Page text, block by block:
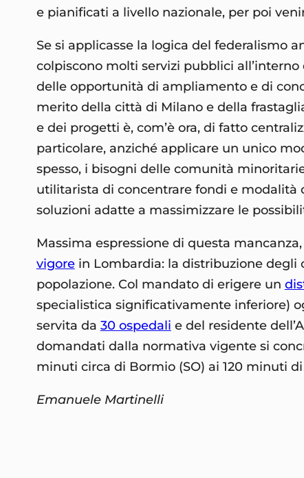
e pianificati a livello nazionale, per poi
Se si applicasse la logica del federalismo
colpiscono molti servizi pubblici
delle opportunità di ampliamento e di
merito della città di Milano e della
e dei progetti è, com’è ora, di fatto
particolare, anziché applicare un unico
spesso, i bisogni delle comunità
utilitarista di concentrare fondi e modalità
soluzioni adatte a massimizzare le
Massima espressione di questa
vigorein Lombardia: la distribuzione degli
popolazione. Col mandato di erigere un
specialistica significativamente inferiore)
servita da 30 ospedali e del residente
domandati dalla normativa vigente si
minuti circa di Bormio (SO) ai 120 minuti di
Emanuele Martinelli